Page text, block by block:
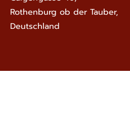
Rothenburg ob der Tauber,
Deutschland